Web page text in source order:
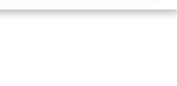
วนของผู้ถือหุ้น (Net Interest-